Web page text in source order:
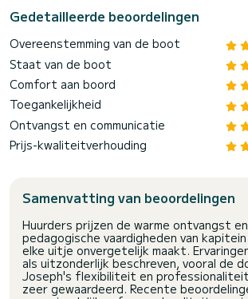
Gedetailleerde beoordelingen
Overeenstemming van de boot
Staat van de boot
Comfort aan boord
Toegankelijkheid
Ontvangst en communicatie
Prijs-kwaliteitverhouding
Samenvatting van beoordelingen
Huurders prijzen de warme ontvangst
pedagogische vaardigheden van
elke uitje onvergetelijk maakt.
als uitzonderlijk beschreven, vooral de
Joseph's flexibiliteit en
zeer gewaardeerd. Recente